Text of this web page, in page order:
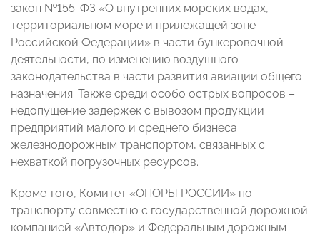
закон №155-ФЗ «О внутренних морских водах,
территориальном море и прилежащей зоне
Российской Федерации» в части бункеровочной
деятельности, по изменению воздушного
законодательства в части развития авиации общего
назначения. Также среди особо острых вопросов –
недопущение задержек с вывозом продукции
предприятий малого и среднего бизнеса
железнодорожным транспортом, связанных с
нехваткой погрузочных ресурсов.
Кроме того, Комитет «ОПОРЫ РОССИИ» по
транспорту совместно с государственной дорожной
компанией «Автодор» и Федеральным дорожным